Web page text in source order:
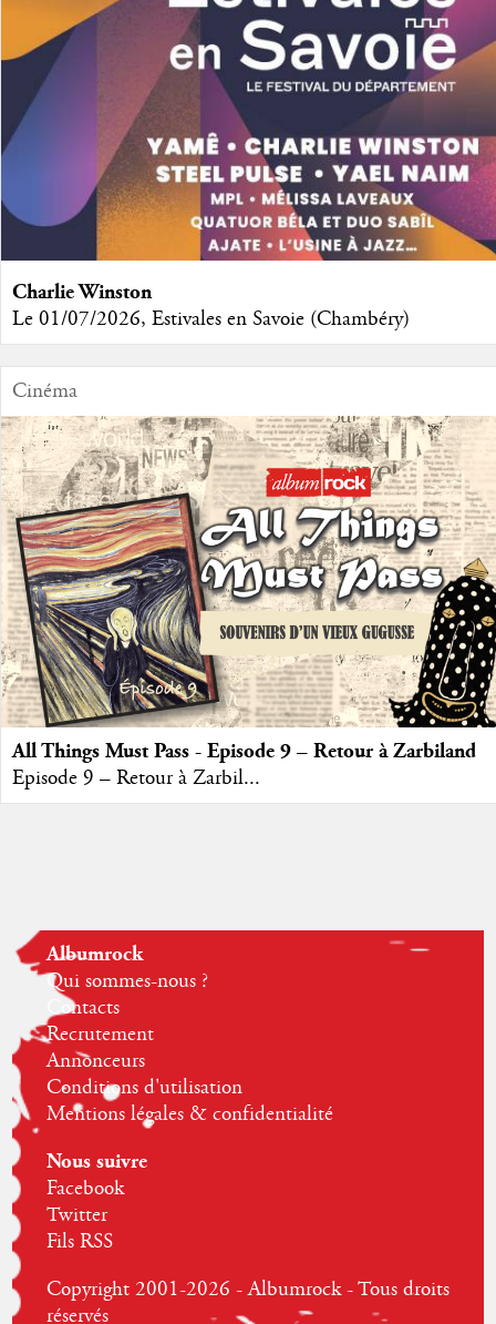
Charlie Winston
Le 01/07/2026, Estivales en Savoie (Chambéry)
Cinéma
All Things Must Pass - Episode 9 – Retour à Zarbiland
Episode 9 – Retour à Zarbil...
Albumrock
Qui sommes-nous ?
Contacts
Recrutement
Annonceurs
Conditions d'utilisation
Mentions légales & confidentialité
Nous suivre
Facebook
Twitter
Fils RSS
Copyright 2001-2026 - Albumrock - Tous droits
réservés